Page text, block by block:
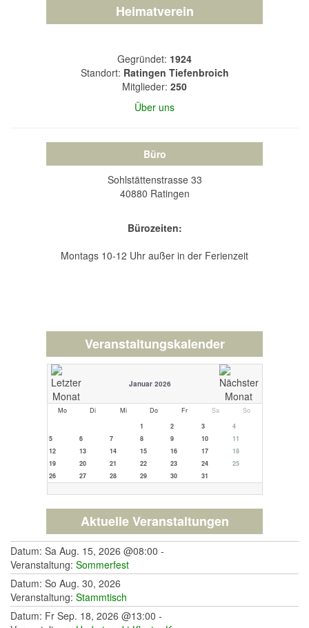
Heimatverein
Gegründet: 1924
Standort: Ratingen Tiefenbroich
Mitglieder: 250
Über uns
Büro
Sohlstättenstrasse 33
40880 Ratingen
Bürozeiten:
Montags 10-12 Uhr außer in der Ferienzeit
Veranstaltungskalender
Januar 2026
Mo Di Mi Do Fr Sa
So
1
2 3
4
5
6 7 8 9 10
11
12
13 14 15 16 17
18
19
20 21 22 23 24
25
26
27 28 29 30 31
Aktuelle Veranstaltungen
Datum: Sa Aug. 15, 2026 @08:00 -
Veranstaltung: Sommerfest
Datum: So Aug. 30, 2026
Veranstaltung: Stammtisch
Datum: Fr Sep. 18, 2026 @13:00 -